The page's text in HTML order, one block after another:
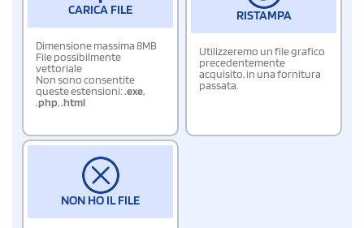
CARICA FILE
Dimensione massima 8MB
File possibilmente
vettoriale
Non sono consentite
queste estensioni:.exe,
.php,.html
RISTAMPA
Utilizzeremo un file grafico
precedentemente
acquisito, in una fornitura
passata.
NON HO IL FILE